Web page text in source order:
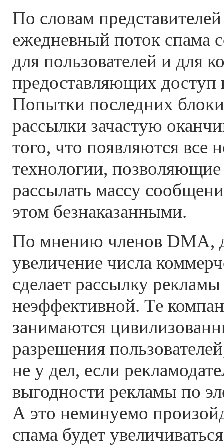
По словам
ежедневный поток спама
для пользователей и для
предоставляющих доступ
Попытки последних
рассылки зачастую
того, что появляются все
технологии,
рассылать массу
этом безнаказанными.
По мнению членов DMA,
увеличение числа
сделает рассылку
неэффективной. Те
занимаются
разрешения
не у дел, если
выгодности рекламы по
А это неминуемо
спама будет